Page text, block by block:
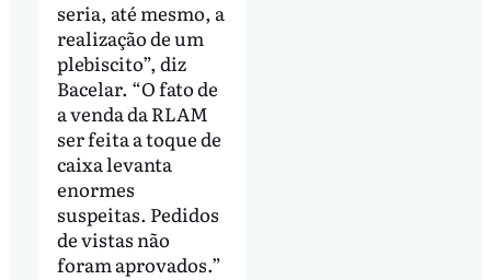
seria, até mesmo, a
realização de um
plebiscito”, diz
Bacelar. “O fato de
a venda da RLAM
ser feita a toque de
caixa levanta
enormes
suspeitas. Pedidos
de vistas não
foram aprovados.”